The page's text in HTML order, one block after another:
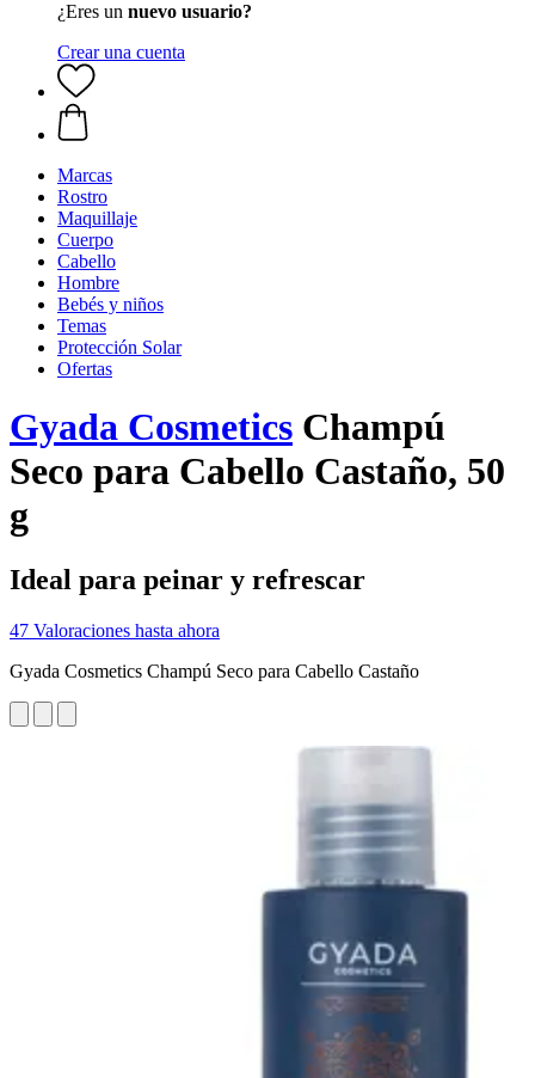
¿Eres un nuevo usuario?
Crear una cuenta
Marcas
Rostro
Maquillaje
Cuerpo
Cabello
Hombre
Bebés y niños
Temas
Protección Solar
Ofertas
Gyada Cosmetics Champú
Seco para Cabello Castaño, 50
g
Ideal para peinar y refrescar
47 Valoraciones hasta ahora
Gyada Cosmetics Champú Seco para Cabello Castaño